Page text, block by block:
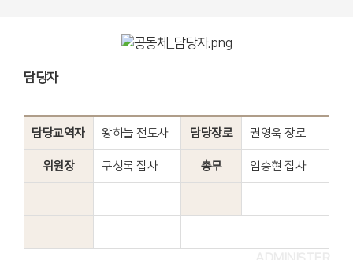
담당자
담당교역자 왕하늘 전도사 담당장로 권영욱 장로
위원장 구성록 집사 총무 임승현 집사